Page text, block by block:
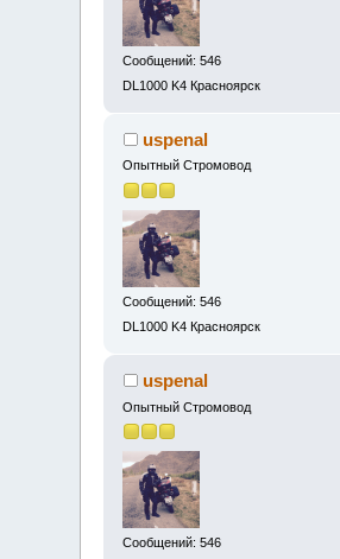
Сообщений: 546
DL1000 K4 Красноярск
uspenal
Опытный Стромовод
Сообщений: 546
DL1000 K4 Красноярск
uspenal
Опытный Стромовод
Сообщений: 546